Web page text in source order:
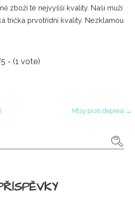
zboží té nejvyšší kvality. Naši muži
trička prvotřídní kvality. Nezklamou
- (1 vote)
Mlsy proti depresi →